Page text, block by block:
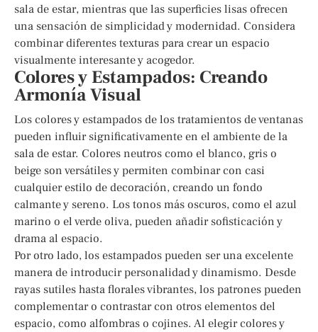
sala de estar, mientras que las superficies lisas ofrecen
una sensación de simplicidad y modernidad. Considera
combinar diferentes texturas para crear un espacio
visualmente interesante y acogedor.
Colores y Estampados: Creando
Armonía Visual
Los colores y estampados de los tratamientos de ventanas
pueden influir significativamente en el ambiente de la
sala de estar. Colores neutros como el blanco, gris o
beige son versátiles y permiten combinar con casi
cualquier estilo de decoración, creando un fondo
calmante y sereno. Los tonos más oscuros, como el azul
marino o el verde oliva, pueden añadir sofisticación y
drama al espacio.
Por otro lado, los estampados pueden ser una excelente
manera de introducir personalidad y dinamismo. Desde
rayas sutiles hasta florales vibrantes, los patrones pueden
complementar o contrastar con otros elementos del
espacio, como alfombras o cojines. Al elegir colores y